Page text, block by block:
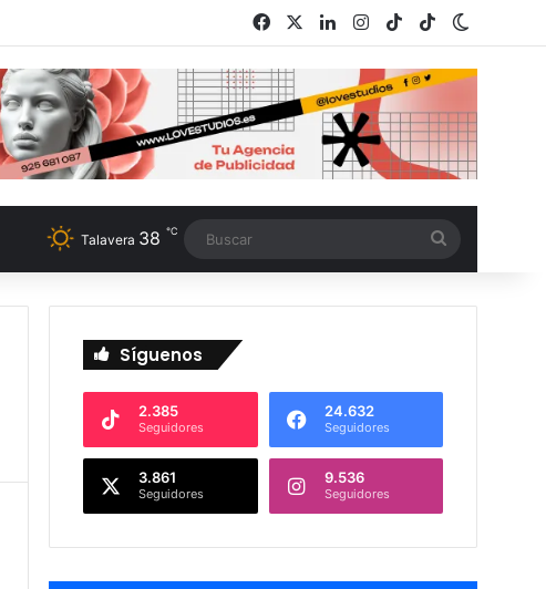
Facebook LinkedInInstagram
TikTokRSS
Talavera 38 ℃
Síguenos
2.385
Seguidores
24.632
Seguidores
3.861
Seguidores
9.536
Seguidores